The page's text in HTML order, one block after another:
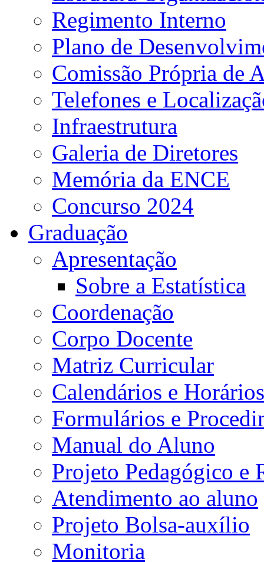
Regimento Interno
Plano de
Comissão Própria de
Telefones e
Infraestrutura
Galeria de Diretores
Memória da ENCE
Concurso 2024
Graduação
Apresentação
Sobre a Estatística
Coordenação
Corpo Docente
Matriz Curricular
Calendários e Horários
Formulários e
Manual do Aluno
Projeto Pedagógico e
Atendimento ao aluno
Projeto Bolsa-auxílio
Monitoria